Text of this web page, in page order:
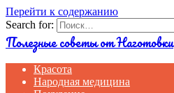
Перейти к содержанию
Search for:
Полезные советы от Наготовки
Красота
Народная медицина